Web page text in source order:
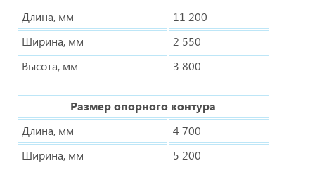
Длина, мм
11 200
Ширина, мм
2 550
Высота, мм
3 800
Размер опорного контура
Длина, мм
4 700
Ширина, мм
5 200